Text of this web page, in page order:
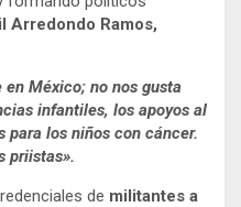
Arredondo Ramos,
en México; no nos gusta
infantiles, los apoyos al
para los niños con cáncer.
priistas».
de militantes a